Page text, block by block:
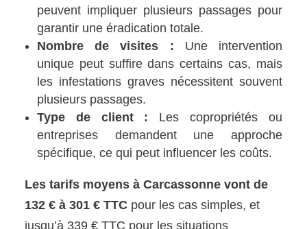
peuvent impliquer plusieurs passages pour
garantir une éradication totale.
Nombre de visites : Une intervention
unique peut suffire dans certains cas, mais
les infestations graves nécessitent souvent
plusieurs passages.
Type de client : Les copropriétés ou
entreprises demandent une approche
spécifique, ce qui peut influencer les coûts.
Les tarifs moyens à Carcassonne vont de
132 € à 301 € TTC pour les cas simples, et
jusqu’à 339 € TTC pour les situations